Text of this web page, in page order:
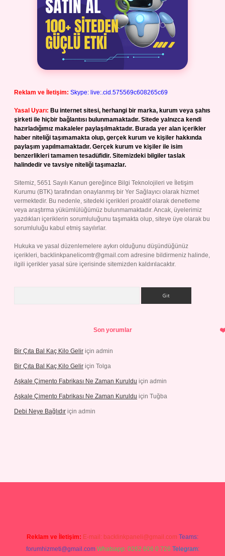
Reklam ve İletişim: Skype: live:.cid.575569c608265c69
Yasal Uyarı: Bu internet sitesi, herhangi bir marka, kurum veya şahıs
şirketi ile hiçbir bağlantısı bulunmamaktadır. Sitede yalnızca kendi
hazırladığımız makaleler paylaşılmaktadır. Burada yer alan içerikler
haber niteliği taşımamakta olup, gerçek kurum ve kişiler hakkında
paylaşım yapılmamaktadır. Gerçek kurum ve kişiler ile isim
benzerlikleri tamamen tesadüfidir. Sitemizdeki bilgiler taslak
halindedir ve tavsiye niteliği taşımazlar.
Sitemiz, 5651 Sayılı Kanun gereğince Bilgi Teknolojileri ve İletişim
Kurumu (BTK) tarafından onaylanmış bir Yer Sağlayıcı olarak hizmet
vermektedir. Bu nedenle, sitedeki içerikleri proaktif olarak denetleme
veya araştırma yükümlülüğümüz bulunmamaktadır. Ancak, üyelerimiz
yazdıkları içeriklerin sorumluluğunu taşımakta olup, siteye üye olarak bu
sorumluluğu kabul etmiş sayılırlar.
Hukuka ve yasal düzenlemelere aykırı olduğunu düşündüğünüz
içerikleri, backlinkpanelicomtr@gmail.com adresine bildirmeniz halinde,
ilgili içerikler yasal süre içerisinde sitemizden kaldırılacaktır.
Son yorumlar
Bir Çıta Bal Kaç Kilo Gelir için admin
Bir Çıta Bal Kaç Kilo Gelir için Tolga
Aşkale Çimento Fabrikası Ne Zaman Kuruldu için admin
Aşkale Çimento Fabrikası Ne Zaman Kuruldu için Tuğba
Debi Neye Bağlıdır için admin
Reklam ve İletişim: E-mail: backlinkpaneli@gmail.com Teams:
forumhizmeti@gmail.com Whatsapp: 0262 606 0 726 Telegram: